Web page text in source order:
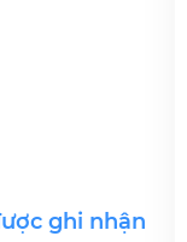
ghi nhận